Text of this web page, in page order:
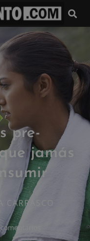
pre-
jamás
CARRASCO
comentarios